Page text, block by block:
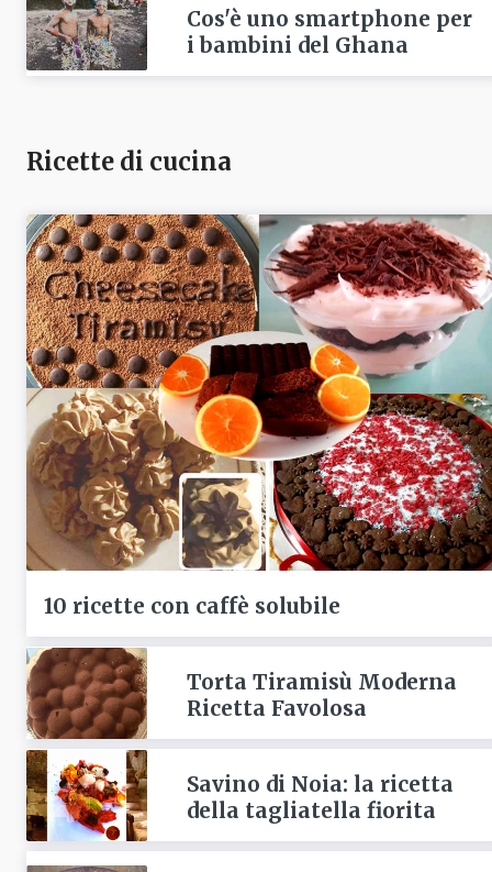
Cos'è uno smartphone per
i bambini del Ghana
Ricette di cucina
10 ricette con caffè solubile
Torta Tiramisù Moderna
Ricetta Favolosa
Savino di Noia: la ricetta
della tagliatella fiorita